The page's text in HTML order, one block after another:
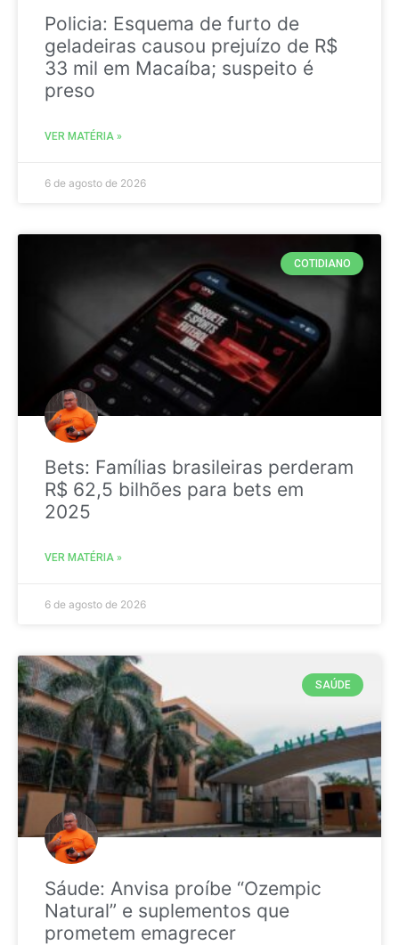
Policia: Esquema de furto de
geladeiras causou prejuízo de R$
33 mil em Macaíba; suspeito é
preso
VER MATÉRIA »
6 de agosto de 2026
COTIDIANO
Bets: Famílias brasileiras perderam
R$ 62,5 bilhões para bets em
2025
VER MATÉRIA »
6 de agosto de 2026
SAÚDE
Sáude: Anvisa proíbe “Ozempic
Natural” e suplementos que
prometem emagrecer